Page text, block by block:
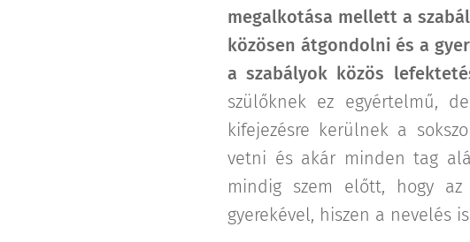
megalkotása mellett a
közösen átgondolni és a
a szabályok közös
szülőknek ez egyértelmű,
kifejezésre kerülnek a
vetni és akár minden tag
mindig szem előtt, hogy
gyerekével, hiszen a nevelés